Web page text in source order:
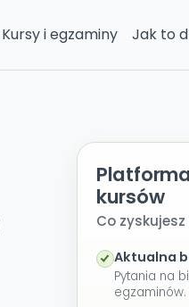
Kursy i egzaminy Jak to
kursów
Co
Aktualna
Pytania na
egzaminów.